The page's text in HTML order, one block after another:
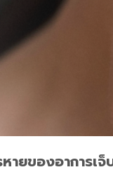
หายของอาการเ